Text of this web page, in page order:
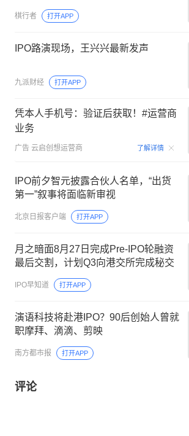
棋行者 打开APP
IPO路演现场，王兴兴最新发声
九派财经 打开APP
凭本人手机号：验证后获取！#运营商
业务
广告 云启创想运营商 了解详情
IPO前夕智元披露合伙人名单，“出货
第一”叙事将面临新审视
北京日报客户端 打开APP
月之暗面8月27日完成Pre-IPO轮融资
最后交割，计划Q3向港交所完成秘交
IPO早知道 打开APP
演语科技将赴港IPO？90后创始人曾就
职摩拜、滴滴、剪映
南方都市报 打开APP
评论